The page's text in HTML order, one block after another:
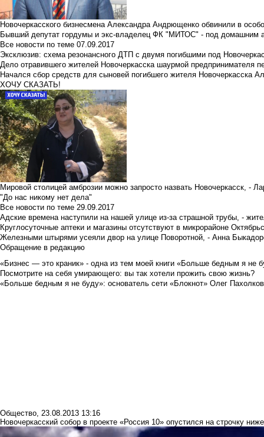
Новочеркасского бизнесмена Александра Андрющенко обвинили в
Бывший депутат гордумы и экс-владелец ФК "МИТОС" - под домашним
Все новости по теме 07.09.2017
Эксклюзив: схема резонансного ДТП с двумя погибшими под
Дело отравившего жителей Новочеркасска шаурмой предпринимателя
Начался сбор средств для сыновей погибшего жителя Новочеркасска
ХОЧУ СКАЗАТЬ!
Мировой столицей амброзии можно запросто назвать Новочеркасск, -
"До нас никому нет дела"
Все новости по теме 29.09.2017
Адские времена наступили на нашей улице из-за страшной трубы, -
Круглосуточные аптеки и магазины отсутствуют в микрорайоне
Железными штырями усеяли двор на улице Поворотной, - Анна
Обращение в редакцию
«Бизнес — это краник» - одна из тем моей книги «Больше бедным я не
Посмотрите на себя умирающего: вы так хотели прожить свою жизнь?
«Больше бедным я не буду»: основатель сети «Блокнот» Олег Пахолков
Общество, 23.08.2013 13:16
Новочеркасский собор в проекте «Россия 10» опустился на строчку